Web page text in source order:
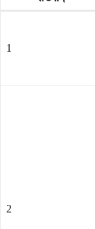
1
2